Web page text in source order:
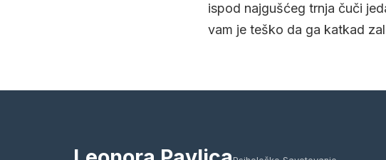
ispod najgušćeg trnja čuči
vam je teško da ga katkad